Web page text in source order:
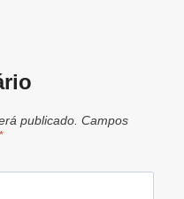
publicado. Campos
*